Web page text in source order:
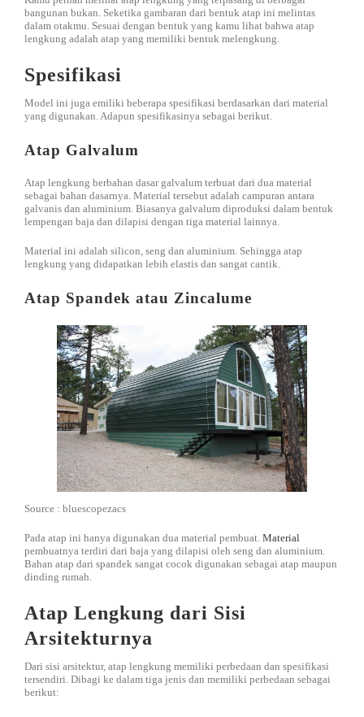
bangunan bukan. Seketika gambaran dari bentuk atap ini melintas
dalam otakmu. Sesuai dengan bentuk yang kamu lihat bahwa atap
lengkung adalah atap yang memiliki bentuk melengkung.
Spesifikasi
Model ini juga emiliki beberapa spesifikasi berdasarkan dari material
yang digunakan. Adapun spesifikasinya sebagai berikut.
Atap Galvalum
Atap lengkung berbahan dasar galvalum terbuat dari dua material
sebagai bahan dasarnya. Material tersebut adalah campuran antara
galvanis dan aluminium. Biasanya galvalum diproduksi dalam bentuk
lempengan baja dan dilapisi dengan tiga material lainnya.
Material ini adalah silicon, seng dan aluminium. Sehingga atap
lengkung yang didapatkan lebih elastis dan sangat cantik.
Atap Spandek atau Zincalume
Source : bluescopezacs
Pada atap ini hanya digunakan dua material pembuat. Material
pembuatnya terdiri dari baja yang dilapisi oleh seng dan aluminium.
Bahan atap dari spandek sangat cocok digunakan sebagai atap maupun
dinding rumah.
Atap Lengkung dari Sisi
Arsitekturnya
Dari sisi arsitektur, atap lengkung memiliki perbedaan dan spesifikasi
tersendiri. Dibagi ke dalam tiga jenis dan memiliki perbedaan sebagai
berikut: